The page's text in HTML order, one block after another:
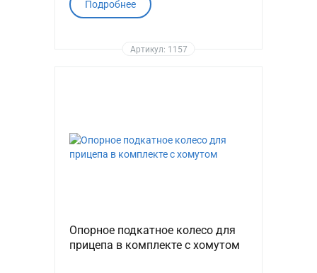
Подробнее
Артикул: 1157
Опорное подкатное колесо для
прицепа в комплекте с хомутом